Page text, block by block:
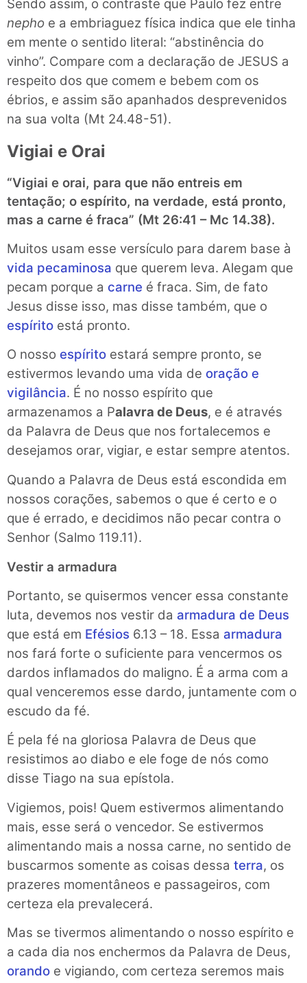
Sendo assim, o contraste que Paulo fez entre
nepho e a embriaguez física indica que ele tinha
em mente o sentido literal: “abstinência do
vinho”. Compare com a declaração de JESUS a
respeito dos que comem e bebem com os
ébrios, e assim são apanhados desprevenidos
na sua volta (Mt 24.48-51).
Vigiai e Orai
“Vigiai e orai, para que não entreis em
tentação; o espírito, na verdade, está pronto,
mas a carne é fraca” (Mt 26:41 – Mc 14.38).
Muitos usam esse versículo para darem base à
vida pecaminosa que querem leva. Alegam que
pecam porque a carne é fraca. Sim, de fato
Jesus disse isso, mas disse também, que o
espírito está pronto.
O nosso espírito estará sempre pronto, se
estivermos levando uma vida de oração e
vigilância. É no nosso espírito que
armazenamos a Palavra de Deus, e é através
da Palavra de Deus que nos fortalecemos e
desejamos orar, vigiar, e estar sempre atentos.
Quando a Palavra de Deus está escondida em
nossos corações, sabemos o que é certo e o
que é errado, e decidimos não pecar contra o
Senhor (Salmo 119.11).
Vestir a armadura
Portanto, se quisermos vencer essa constante
luta, devemos nos vestir da armadura de Deus
que está em Efésios 6.13 – 18. Essa armadura
nos fará forte o suficiente para vencermos os
dardos inflamados do maligno. É a arma com a
qual venceremos esse dardo, juntamente com o
escudo da fé.
É pela fé na gloriosa Palavra de Deus que
resistimos ao diabo e ele foge de nós como
disse Tiago na sua epístola.
Vigiemos, pois! Quem estivermos alimentando
mais, esse será o vencedor. Se estivermos
alimentando mais a nossa carne, no sentido de
buscarmos somente as coisas dessa terra, os
prazeres momentâneos e passageiros, com
certeza ela prevalecerá.
Mas se tivermos alimentando o nosso espírito e
a cada dia nos enchermos da Palavra de Deus,
orando e vigiando, com certeza seremos mais